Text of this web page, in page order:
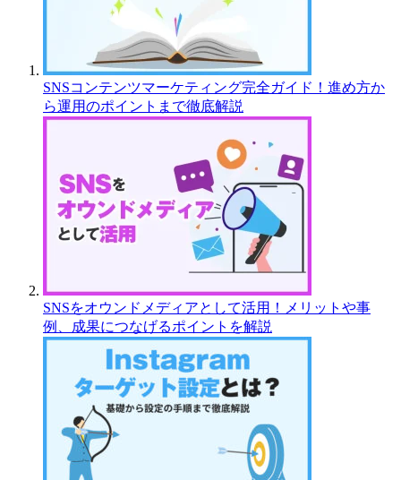
SNSコンテンツマーケティング完全ガイド！進め方か
ら運用のポイントまで徹底解説
SNSをオウンドメディアとして活用！メリットや事
例、成果につなげるポイントを解説